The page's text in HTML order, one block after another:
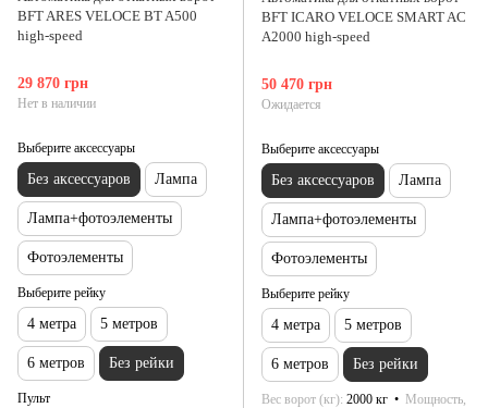
BFT ARES VELOCE BT A500
high-speed
29 870 грн
Нет в наличии
Выберите аксессуары
Без аксессуаров Лампа
Лампа+фотоэлементы
Фотоэлементы
Выберите рейку
4 метра 5 метров
6 метров Без рейки
Пульт
BFT ICARO VELOCE SMART AC
A2000 high-speed
50 470 грн
Ожидается
Выберите аксессуары
Без аксессуаров Лампа
Лампа+фотоэлементы
Фотоэлементы
Выберите рейку
4 метра 5 метров
6 метров Без рейки
Вес ворот (кг) 2000 кг
Мощность,